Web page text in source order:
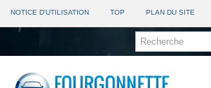
NOTICE D'UTILISATION TOP PLAN DU SITE